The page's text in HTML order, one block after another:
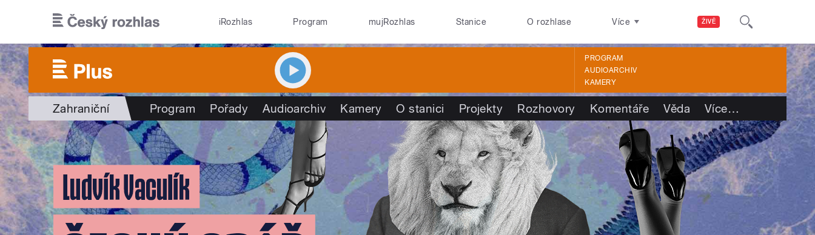
ŽIVĚ
iRozhlas Program mujRozhlas Stanice O rozhlase Více
PROGRAM
AUDIOARCHIV
KAMERY
Zahraniční Program Pořady Audioarchiv Kamery O stanici Projekty Rozhovory Komentáře Věda Více…